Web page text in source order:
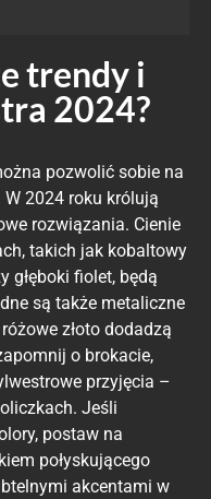
trendy i
2024?
pozwolić sobie na
2024 roku królują
rozwiązania. Cienie
takich jak kobaltowy
głęboki fiolet, będą
są także metaliczne
złoto dodadzą
o brokacie,
przyjęcia –
Jeśli
postaw na
połyskującego
akcentami w